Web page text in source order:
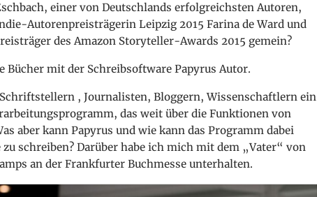
einer von Deutschlands erfolgreichsten Autoren,
Autorenpreisträgerin Leipzig 2015 Farina de Ward und
des Amazon Storyteller-Awards 2015 gemein?
Bücher mit der Schreibsoftware Papyrus Autor.
, Journalisten, Bloggern, Wissenschaftlern ein
das weit über die Funktionen von
aber kann Papyrus und wie kann das Programm dabei
zu schreiben? Darüber habe ich mich mit dem „Vater“ von
an der Frankfurter Buchmesse unterhalten.